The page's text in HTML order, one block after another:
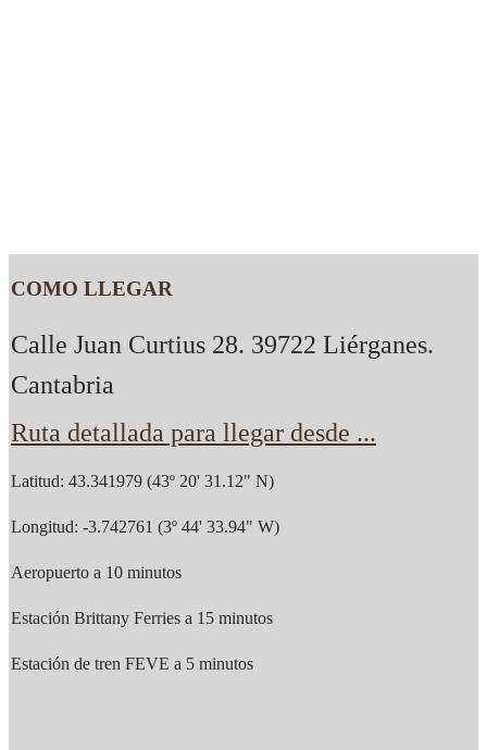
COMO LLEGAR
Calle Juan Curtius 28. 39722 Liérganes.
Cantabria
Ruta detallada para llegar desde ...
Latitud: 43.341979 (43º 20' 31.12" N)
Longitud: -3.742761 (3º 44' 33.94" W)
Aeropuerto a 10 minutos
Estación Brittany Ferries a 15 minutos
Estación de tren FEVE a 5 minutos